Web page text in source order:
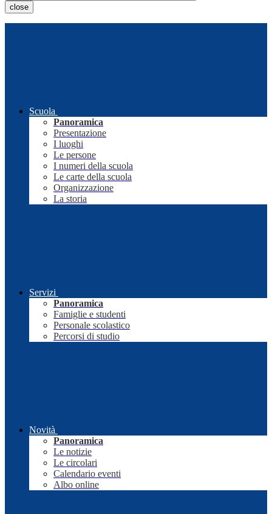
close
Scuola
Panoramica
Presentazione
I luoghi
Le persone
I numeri della scuola
Le carte della scuola
Organizzazione
La storia
Servizi
Panoramica
Famiglie e studenti
Personale scolastico
Percorsi di studio
Novità
Panoramica
Le notizie
Le circolari
Calendario eventi
Albo online